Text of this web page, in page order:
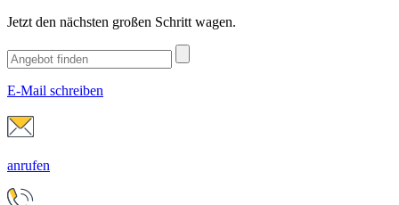
Jetzt den nächsten großen Schritt wagen.
E-Mail schreiben
anrufen